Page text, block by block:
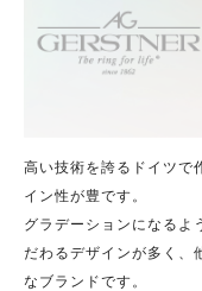
高い技術を誇るドイツで
イン性が豊です。
グラデーションになるよ
だわるデザインが多く、
なブランドです。